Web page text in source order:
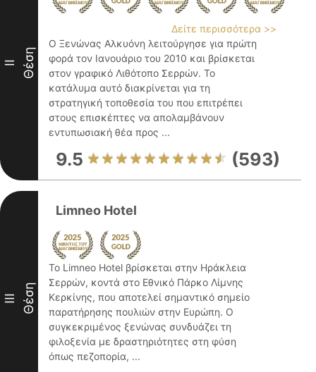
II Θέση
Δείτε περισσότερα >>
Ο Ξενώνας Αλκυόνη λειτούργησε για πρώτη
φορά τον Ιανουάριο του 2010 και βρίσκεται
στον γραφικό Λιθότοπο Σερρών. Το
κατάλυμα αυτό διακρίνεται για τη
στρατηγική τοποθεσία του που επιτρέπει
στους επισκέπτες να απολαμβάνουν
εντυπωσιακή θέα προς ...
9.5 (593)
III Θέση
Limneo Hotel
Το Limneo Hotel βρίσκεται στην Ηράκλεια
Σερρών, κοντά στο Εθνικό Πάρκο Λίμνης
Κερκίνης, που αποτελεί σημαντικό σημείο
παρατήρησης πουλιών στην Ευρώπη. Ο
συγκεκριμένος ξενώνας συνδυάζει τη
φιλοξενία με δραστηριότητες στη φύση
όπως πεζοπορία, ...